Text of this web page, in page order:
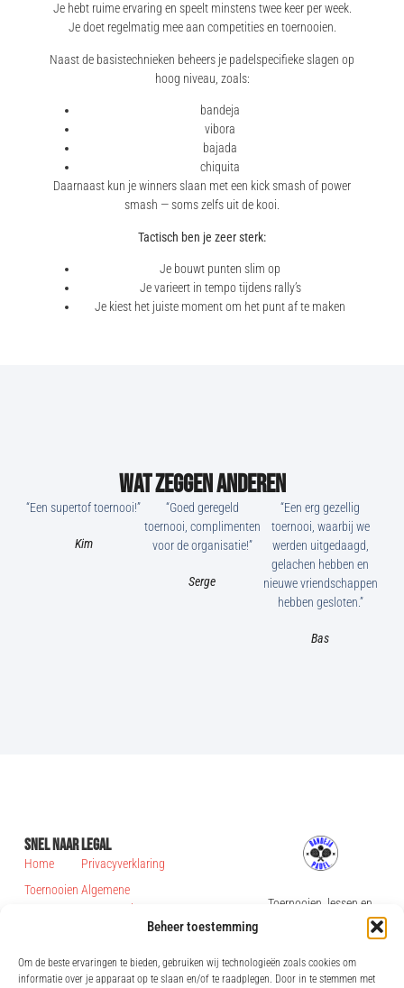
Beheer toestemming
Om de beste ervaringen te bieden, gebruiken wij technologieën zoals cookies om
informatie over je apparaat op te slaan en/of te raadplegen. Door in te stemmen met
Je hebt ruime ervaring en speelt minstens twee keer per week.
Je doet regelmatig mee aan competities en toernooien.
Naast de basistechnieken beheers je padelspecifieke slagen op
hoog niveau, zoals:
bandeja
vibora
bajada
chiquita
Daarnaast kun je winners slaan met een kick smash of power
smash — soms zelfs uit de kooi.
Tactisch ben je zeer sterk:
Je bouwt punten slim op
Je varieert in tempo tijdens rally’s
Je kiest het juiste moment om het punt af te maken
Wat zeggen anderen
“Een supertof toernooi!”
Kim
“Goed geregeld
toernooi, complimenten
voor de organisatie!”
Serge
“Een erg gezellig
toernooi, waarbij we
werden uitgedaagd,
gelachen hebben en
nieuwe vriendschappen
hebben gesloten.”
Bas
Toernooien, lessen en
Legal
Privacyverklaring
Algemene
voorwaarden
Snel Naar
Home
Toernooien
Padel
bandejapadeltoernooien@gmail.com
06 46710362